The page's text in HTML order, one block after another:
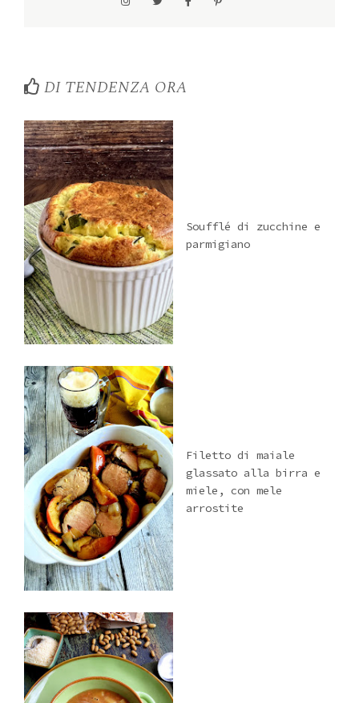
DI TENDENZA ORA
Soufflé di zucchine e
parmigiano
Filetto di maiale
glassato alla birra e
miele, con mele
arrostite